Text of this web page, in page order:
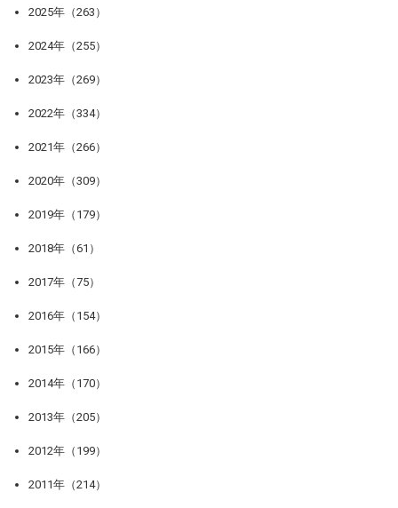
2025年（263）
2024年（255）
2023年（269）
2022年（334）
2021年（266）
2020年（309）
2019年（179）
2018年（61）
2017年（75）
2016年（154）
2015年（166）
2014年（170）
2013年（205）
2012年（199）
2011年（214）